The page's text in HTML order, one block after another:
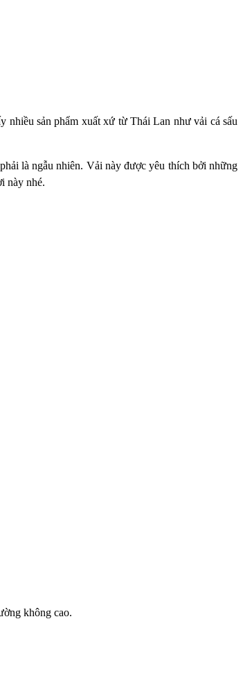
nhiều sản phẩm xuất xứ từ Thái Lan như vải cá sấu
là ngẫu nhiên. Vải này được yêu thích bởi những
này nhé.
không cao.